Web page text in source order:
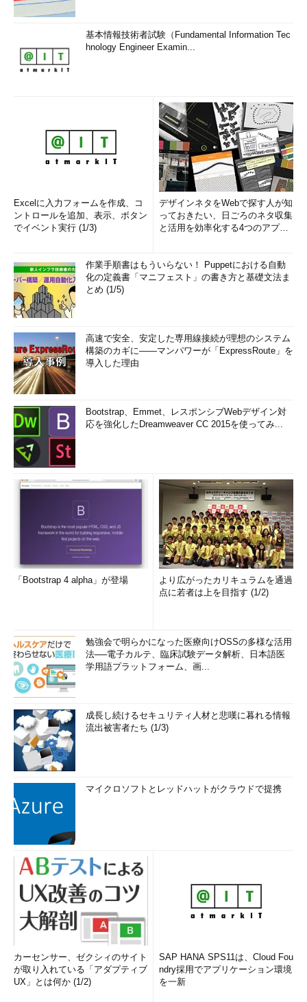
基本情報技術者試験（Fundamental Information Tec
hnology Engineer Examin...
Excelに入力フォームを作成、コ
ントロールを追加、表示、ボタン
でイベント実行 (1/3)
デザインネタをWebで探す人が知
っておきたい、日ごろのネタ収集
と活用を効率化する4つのアプリ
作業手順書はもういらない！ Puppetにおける自動
化の定義書「マニフェスト」の書き方と基礎文法ま
とめ (1/5)
高速で安全、安定した専用線接続が理想のシステム
構築のカギに――マンパワーが「ExpressRoute」を
導入した理由
Bootstrap、Emmet、レスポンシブWebデザイン対
応を強化したDreamweaver CC 2015を使ってみ...
「Bootstrap 4 alpha」が登場
より広がったカリキュラムを通過
点に若者は上を目指す (1/2)
勉強会で明らかになった医療向けOSSの多様な活用
法──電子カルテ、臨床試験データ解析、日本語医
学用語プラットフォーム、画...
成長し続けるセキュリティ人材と悲嘆に暮れる情報
流出被害者たち (1/3)
マイクロソフトとレッドハットがクラウドで提携
カーセンサー、ゼクシィのサイト
が取り入れている「アダプティブ
UX」とは何か (1/2)
SAP HANA SPS11は、Cloud Fou
ndry採用でアプリケーション環境
を一新